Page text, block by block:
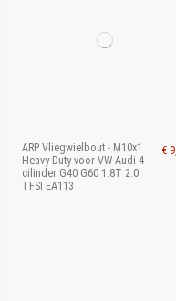
ARP Vliegwielbout - M10x1
Heavy Duty voor VW Audi 4-
cilinder G40 G60 1.8T 2.0
TFSI EA113
€